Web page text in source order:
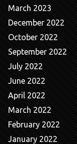
March 2023
December 2022
October 2022
September 2022
July 2022
June 2022
April 2022
March 2022
February 2022
January 2022